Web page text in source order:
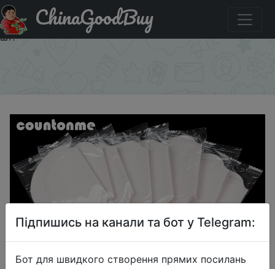
Придбати по акціи Прокладки для подмышек
одноразовые дезодорирующие, против пота, 20/30/50
шт.
ChinaGoodBuy
Підпишись на канали та бот у Telegram:
Бот для швидкого створення прямих посилань